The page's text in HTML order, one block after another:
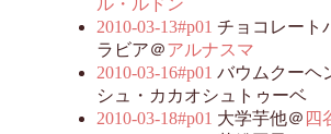
2010-03-13#p01 チョコレー
ラビア＠アルナスマ
2010-03-16#p01 バウムクーヘ
シュ・カカオシュトゥーベ
2010-03-18#p01 大学芋他＠ 四